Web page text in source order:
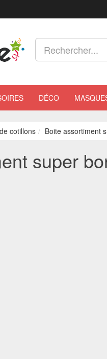
DÉCO
cotillons Boite assortiment
super